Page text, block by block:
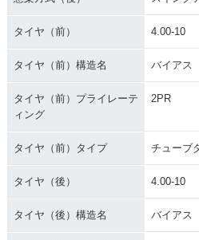
タイヤ（前） 4.00-10
タイヤ（前）構造名 バイアス
タイヤ（前）プライレーテ
ィング
2PR
タイヤ（前）タイプ チューブ
タイヤ（後） 4.00-10
タイヤ（後）構造名 バイアス